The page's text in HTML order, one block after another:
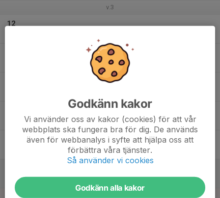
v.3
12
Godkänn kakor
Vi använder oss av kakor (cookies) för att vår
webbplats ska fungera bra för dig. De används
även för webbanalys i syfte att hjälpa oss att
förbättra våra tjänster.
Så använder vi cookies
Godkänn alla kakor